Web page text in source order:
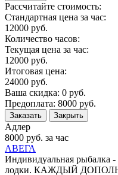
Рассчитайте стоимость:
Стандартная цена за час:
12000 руб.
Количество часов:
Текущая цена за час:
12000 руб.
Итоговая цена:
24000 руб.
Ваша скидка: 0 руб.
Предоплата: 8000 руб.
Заказать Закрыть
Адлер
8000 руб. за час
АВЕГА
Индивидуальная рыбалка -
лодки. КАЖДЫЙ